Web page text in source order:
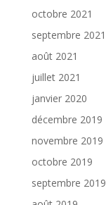
octobre 2021
septembre 2021
août 2021
juillet 2021
janvier 2020
décembre 2019
novembre 2019
octobre 2019
septembre 2019